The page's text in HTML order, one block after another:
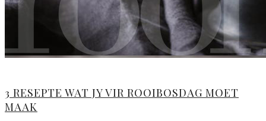
3 RESEPTE WAT JY VIR ROOIBOSDAG MOET
MAAK